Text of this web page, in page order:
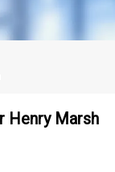
Henry Marsh